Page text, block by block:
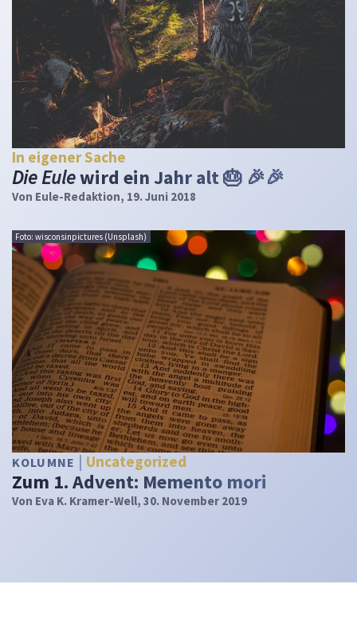
In eigener Sache
Die Eulewird ein Jahr alt 🎂 🎉🎉
Von Eule-Redaktion, 19. Juni 2018
Foto: wisconsinpictures (Unsplash)
KOLUMNE Uncategorized
Zum 1. Advent: Memento mori
Von Eva K. Kramer-Well, 30. November 2019